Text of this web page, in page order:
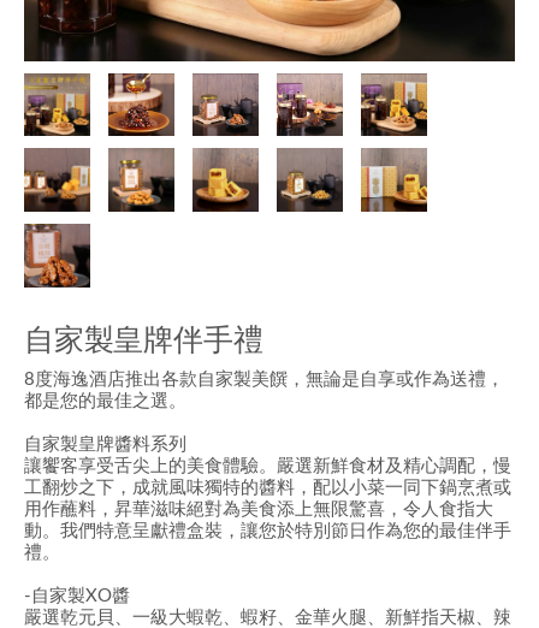
自家製皇牌伴手禮
8度海逸酒店推出各款自家製美饌，無論是自享或作為送禮，
都是您的最佳之選。
自家製皇牌醬料系列
讓饗客享受舌尖上的美食體驗。嚴選新鮮食材及精心調配，慢
工翻炒之下，成就風味獨特的醬料，配以小菜一同下鍋烹煮或
用作蘸料，昇華滋味絕對為美食添上無限驚喜，令人食指大
動。我們特意呈獻禮盒裝，讓您於特別節日作為您的最佳伴手
禮。
-自家製XO醬
嚴選乾元貝、一級大蝦乾、蝦籽、金華火腿、新鮮指天椒、辣